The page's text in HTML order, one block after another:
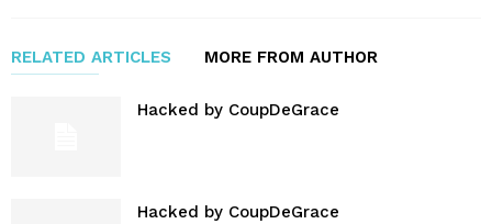
RELATED ARTICLES MORE FROM AUTHOR
Hacked by CoupDeGrace
Hacked by CoupDeGrace